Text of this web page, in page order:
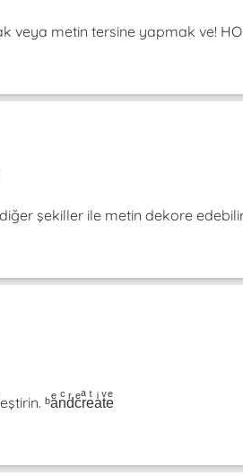
veya metin tersine yapmak ve!
şekiller ile metin dekore
ᵇaͤnͨdͬcͤrͣeͭaͥtͮeͤ